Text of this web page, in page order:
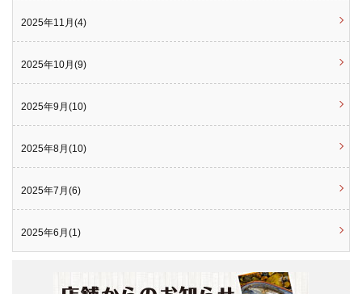
2025年11月(4)
2025年10月(9)
2025年9月(10)
2025年8月(10)
2025年7月(6)
2025年6月(1)